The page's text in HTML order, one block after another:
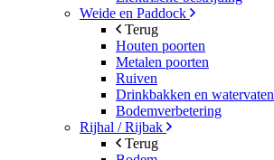
Weide en Paddock
Terug
Houten poorten
Metalen poorten
Ruiven
Drinkbakken en watervaten
Bodemverbetering
Rijhal / Rijbak
Terug